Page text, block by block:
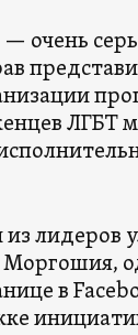
очень
ЛГБТ
лидеров
в